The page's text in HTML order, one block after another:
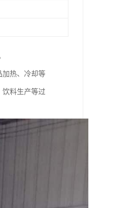
加热、冷却等
饮料生产等过